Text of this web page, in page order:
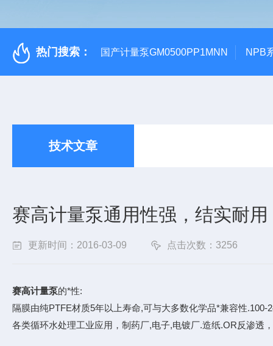
热门搜索： 国产计量泵GM0500PP1MNN NPB
技术文章
赛高计量泵通用性强，结实耐用
更新时间：2016-03-09 点击次数：3256
赛高计量泵的*性:
隔膜由纯PTFE材质5年以上寿命,可与大多数化学品*兼容性
各类循环水处理工业应用，制药厂,电子,电镀厂.造纸.OR反渗透